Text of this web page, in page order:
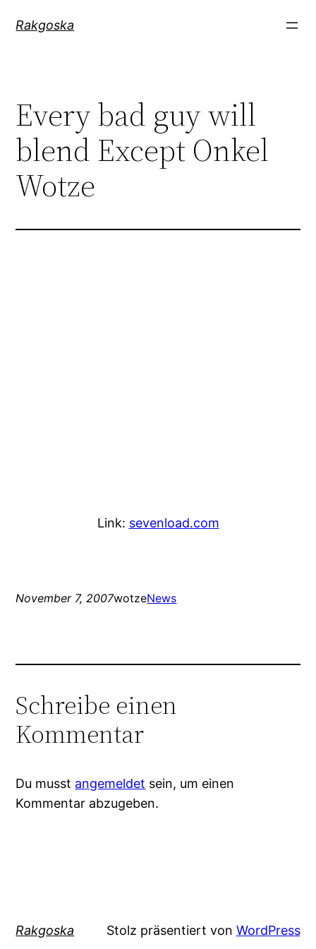
InhaltRakgoska
Every bad guy will
blend Except Onkel
Wotze
Link: sevenload.com
November 7, 2007wotzeNews
Schreibe einen
Kommentar
Du musst angemeldet sein, um einen
Kommentar abzugeben.
Rakgoska Stolz präsentiert von WordPress